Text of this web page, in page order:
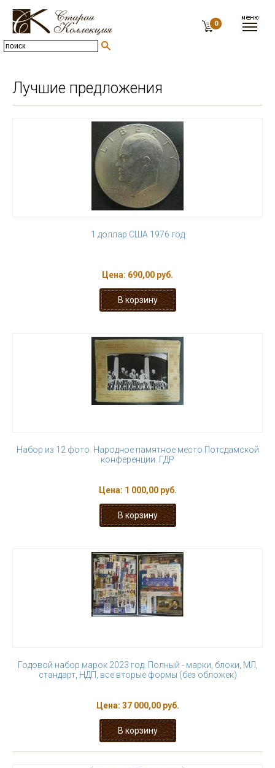
0
Лучшие предложения
1 доллар США 1976 год
Цена: 690,00 руб.
Набор из 12 фото. Народное памятное место Потсдамской
конференции. ГДР
Цена: 1 000,00 руб.
Годовой набор марок 2023 год. Полный - марки, блоки, МЛ,
стандарт, НДП, все вторые формы (без обложек)
Цена: 37 000,00 руб.